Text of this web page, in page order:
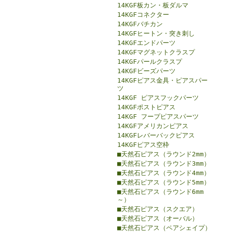
14KGF板カン・板ダルマ
14KGFコネクター
14KGFバチカン
14KGFヒートン・突き刺し
14KGFエンドパーツ
14KGFマグネットクラスプ
14KGFパールクラスプ
14KGFビーズパーツ
14KGFピアス金具・ピアスパー
ツ
14KGF ピアスフックパーツ
14KGFポストピアス
14KGF フープピアスパーツ
14KGFアメリカンピアス
14KGFレバーバックピアス
14KGFピアス空枠
■天然石ピアス（ラウンド2mm）
■天然石ピアス（ラウンド3mm）
■天然石ピアス（ラウンド4mm）
■天然石ピアス（ラウンド5mm）
■天然石ピアス（ラウンド6mm
～）
■天然石ピアス（スクエア）
■天然石ピアス（オーバル）
■天然石ピアス（ペアシェイプ）